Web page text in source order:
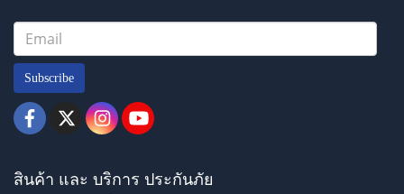
Subscribe
สินค้า และ บริการ ประกันภัย